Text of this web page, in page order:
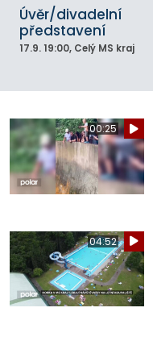
Úvěr/divadelní
představení
17.9. 19:00, Celý MS kraj
00:25
04:52